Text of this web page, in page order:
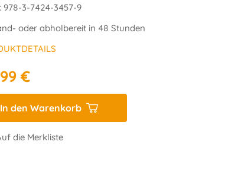
978-3-7424-3457-9
oder abholbereit in 48 Stunden
€
In den Warenkorb
die Merkliste